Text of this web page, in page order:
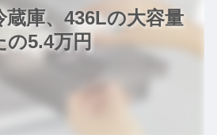
庫、436Lの大容量
5.4万円